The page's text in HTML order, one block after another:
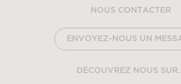
NOUS CONTACTER
ENVOYEZ-NOUS UN
DÉCOUVREZ NOUS